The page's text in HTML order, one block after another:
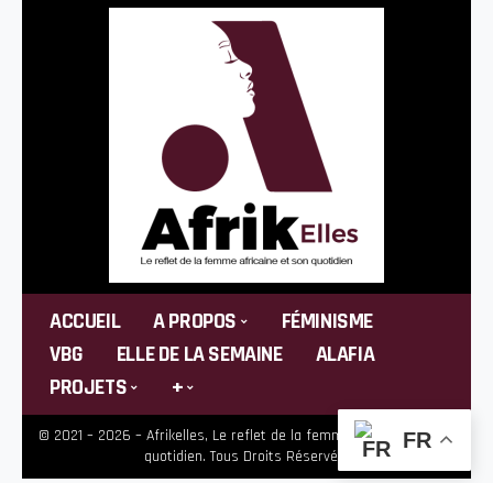
ACCUEIL A PROPOS
FÉMINISME
VBG
ELLE DE LA SEMAINE
ALAFIA
PROJETS
+
© 2021 – 2026 – Afrikelles, Le reflet de la femme africaine et son
quotidien. Tous Droits Réservés.
FR